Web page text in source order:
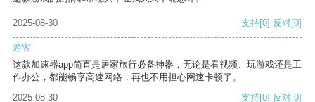
2025-08-30 支持[0] 反对[0]
游客
这款加速器app简直是居家旅行必备神器，无论是看视频、玩游戏还是工
作办公，都能畅享高速网络，再也不用担心网速卡顿了。
2025-08-30
支持[0] 反对[0]